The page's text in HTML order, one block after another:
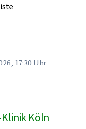
17:30 Uhr
Klinik Köln